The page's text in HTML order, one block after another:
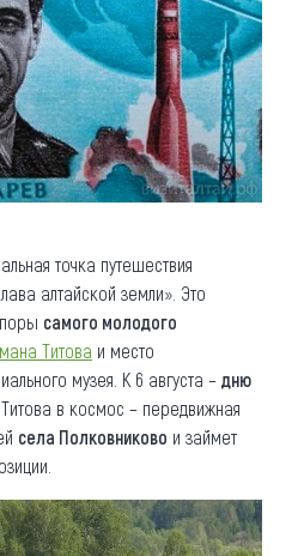
точка путешествия
алтайской земли». Это
самого молодого
Титова и место
музея. К 6 августа – дню
в космос – передвижная
села Полковниково и займет